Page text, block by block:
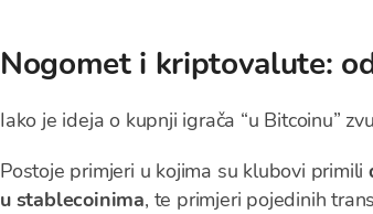
Nogomet i kriptovalute:
Iako je ideja o kupnji igrača “u Bitcoinu”
Postoje primjeri u kojima su klubovi primili
u stablecoinima, te primjeri pojedinih